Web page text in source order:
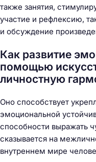
также занятия,
участие и рефлексию,
и обсуждение
Как развитие
помощью
личностную
Оно способствует
эмоциональной
способности выражать
сказывается на
внутреннем мире